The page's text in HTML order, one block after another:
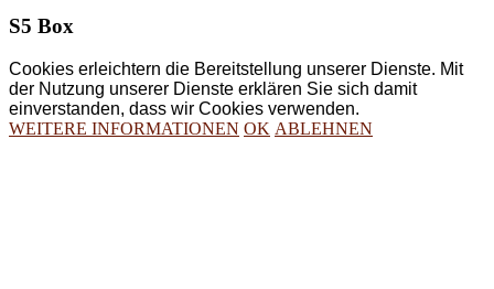
S5 Box
Cookies erleichtern die Bereitstellung unserer Dienste. Mit
der Nutzung unserer Dienste erklären Sie sich damit
einverstanden, dass wir Cookies verwenden.
WEITERE INFORMATIONEN OK ABLEHNEN